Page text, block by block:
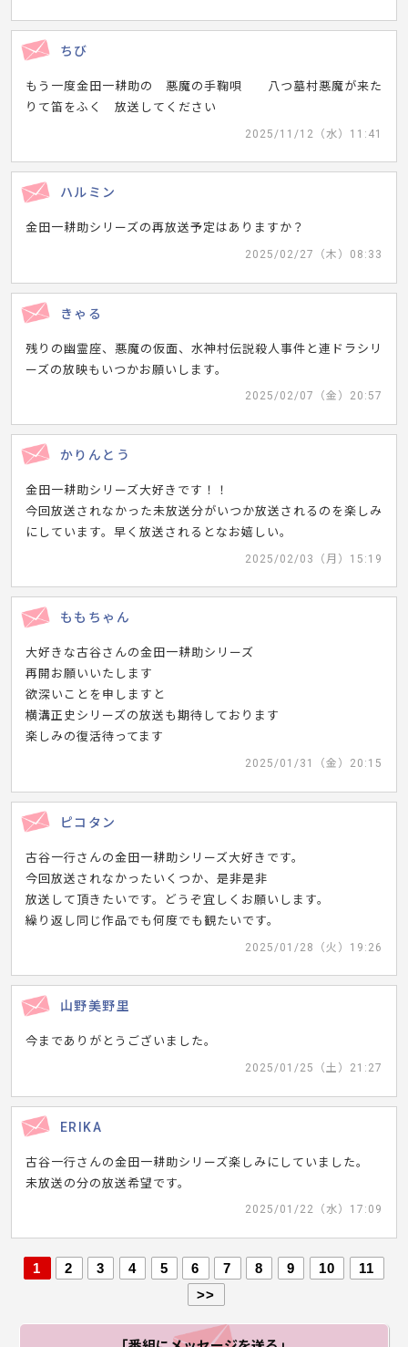
ちび
もう一度金田一耕助の 悪魔の手鞠唄 八つ墓村悪魔が来た
りて笛をふく 放送してください
2025/11/12（水）11:41
ハルミン
金田一耕助シリーズの再放送予定はありますか？
2025/02/27（木）08:33
きゃる
残りの幽霊座、悪魔の仮面、水神村伝説殺人事件と連ドラシリ
ーズの放映もいつかお願いします。
2025/02/07（金）20:57
かりんとう
金田一耕助シリーズ大好きです！！
今回放送されなかった未放送分がいつか放送されるのを楽しみ
にしています。早く放送されるとなお嬉しい。
2025/02/03（月）15:19
ももちゃん
大好きな古谷さんの金田一耕助シリーズ
再開お願いいたします
欲深いことを申しますと
横溝正史シリーズの放送も期待しております
楽しみの復活待ってます
2025/01/31（金）20:15
ピコタン
古谷一行さんの金田一耕助シリーズ大好きです。
今回放送されなかったいくつか、是非是非
放送して頂きたいです。どうぞ宜しくお願いします。
繰り返し同じ作品でも何度でも観たいです。
2025/01/28（火）19:26
山野美野里
今までありがとうございました。
2025/01/25（土）21:27
ERIKA
古谷一行さんの金田一耕助シリーズ楽しみにしていました。
未放送の分の放送希望です。
2025/01/22（水）17:09
1 2 3 4 5 6 7 8 9 10
11
>>